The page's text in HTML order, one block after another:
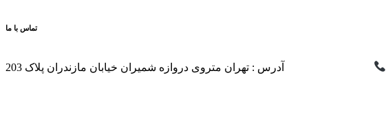
تماس با ما
آدرس : تهران متروی دروازه شمیران خیابان مازندران پلاک 203